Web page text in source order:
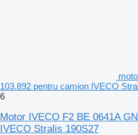
103.892 pentru camion IVECO
6
Motor IVECO F2 BE 0641A
IVECO Stralis 190S27